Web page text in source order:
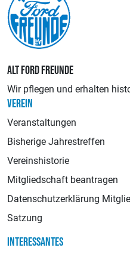
ALT FORD FREUNDE
Wir pflegen und erhalten
VEREIN
Veranstaltungen
Bisherige Jahrestreffen
Vereinshistorie
Mitgliedschaft beantragen
Datenschutzerklärung
Satzung
INTERESSANTES